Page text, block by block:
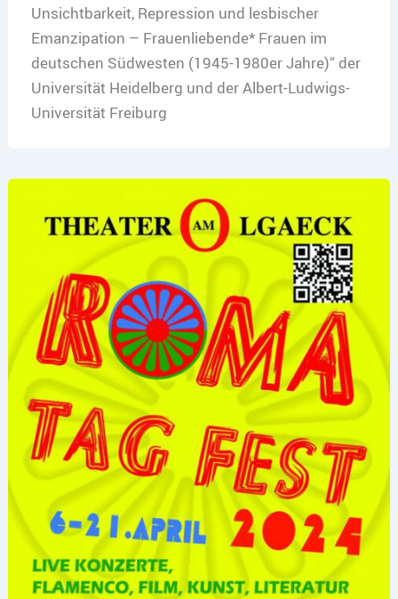
Unsichtbarkeit, Repression und lesbischer
Emanzipation – Frauenliebende* Frauen im
deutschen Südwesten (1945-1980er Jahre)“ der
Universität Heidelberg und der Albert-Ludwigs-
Universität Freiburg